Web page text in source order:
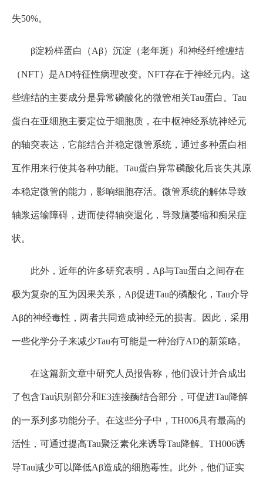
失50%。
β淀粉样蛋白（Aβ）沉淀（老年斑）和神经纤维缠结
（NFT）是AD特征性病理改变。NFT存在于神经元内。这
些缠结的主要成分是异常磷酸化的微管相关Tau蛋白。Tau
蛋白在亚细胞主要定位于细胞质，在中枢神经系统神经元
的轴突表达，它能结合并稳定微管系统，通过多种蛋白相
互作用来行使其各种功能。Tau蛋白异常磷酸化后丧失其原
本稳定微管的能力，影响细胞存活。微管系统的解体导致
轴浆运输障碍，进而使得轴突退化，导致脑萎缩和痴呆症
状。
此外，近年的许多研究表明，Aβ与Tau蛋白之间存在
极为复杂的互为因果关系，Aβ促进Tau的磷酸化，Tau介导
Aβ的神经毒性，两者共同造成神经元的损害。因此，采用
一些化学分子来减少Tau有可能是一种治疗AD的新策略。
在这篇新文章中研究人员报告称，他们设计并合成出
了包含Tau识别部分和E3连接酶结合部分，可促进Tau降解
的一系列多功能分子。在这些分子中，TH006具有最高的
活性，可通过提高Tau聚泛素化来诱导Tau降解。TH006诱
导Tau减少可以降低Aβ造成的细胞毒性。此外，他们证实